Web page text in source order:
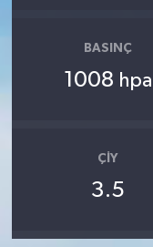
BASINÇ
1008 hpa
ÇIY
3.5